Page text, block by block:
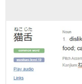
प्राप्त
सकता